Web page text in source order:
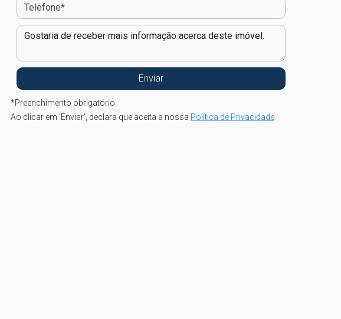
*Preenchimento obrigatório
Ao clicar em 'Enviar', declara que aceita a nossa Política de Privacidade